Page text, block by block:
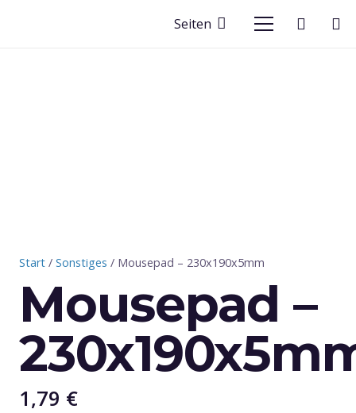
Seiten
Start / Sonstiges / Mousepad – 230x190x5mm
Mousepad –
1,79 €